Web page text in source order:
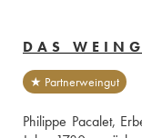
DAS
★ Partnerweingut
Philippe Pacalet,